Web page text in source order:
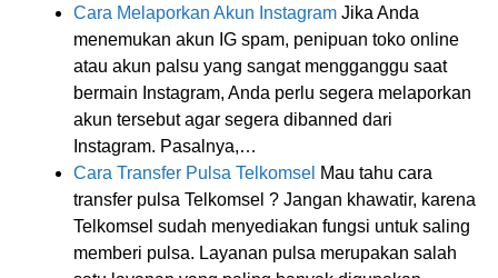
Cara Melaporkan Akun Instagram Jika Anda
menemukan akun IG spam, penipuan toko online
atau akun palsu yang sangat mengganggu saat
bermain Instagram, Anda perlu segera melaporkan
akun tersebut agar segera dibanned dari
Instagram. Pasalnya,…
Cara Transfer Pulsa Telkomsel Mau tahu cara
transfer pulsa Telkomsel ? Jangan khawatir, karena
Telkomsel sudah menyediakan fungsi untuk saling
memberi pulsa. Layanan pulsa merupakan salah